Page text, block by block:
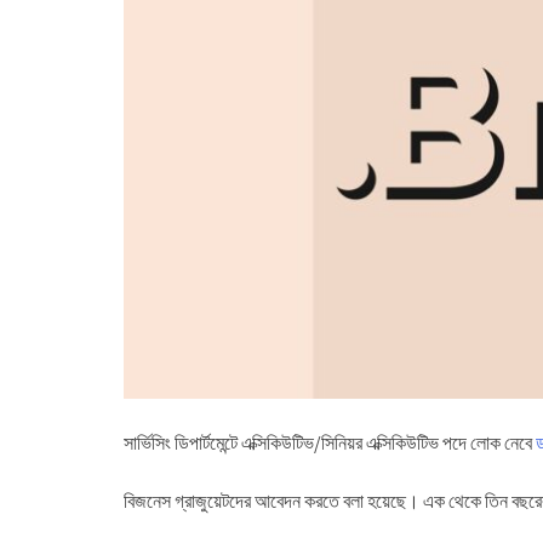
সার্ভিসিং ডিপার্টমেন্টে এক্সিকিউটিভ/সিনিয়র এক্সিকিউটিভ পদে লোক নেবে
বিজনেস গ্রাজুয়েটদের আবেদন করতে বলা হয়েছে। এক থেকে তিন